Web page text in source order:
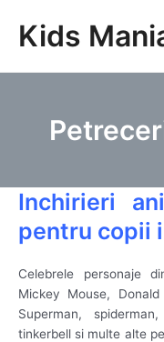
contentKids
Inchirieri
pentru copii
Celebrele personaje
Mickey Mouse,
Superman,
tinkerbell si multe alte